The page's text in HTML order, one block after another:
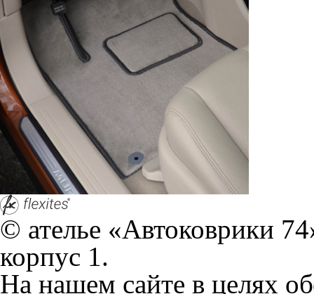
© ателье «Автоковрики
корпус 1.
На нашем сайте в целях
работоспособности
персональных данных,
браузером. Это,
и т.д. Если Вы
согласие на обработку
Положении по обработке
+7 (351) 277 91 67